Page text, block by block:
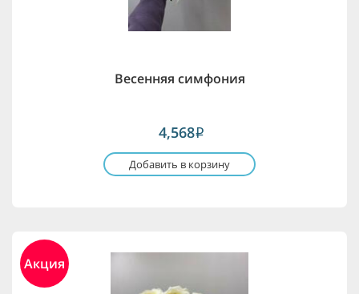
Весенняя симфония
4,568i
Добавить в корзину
Акция